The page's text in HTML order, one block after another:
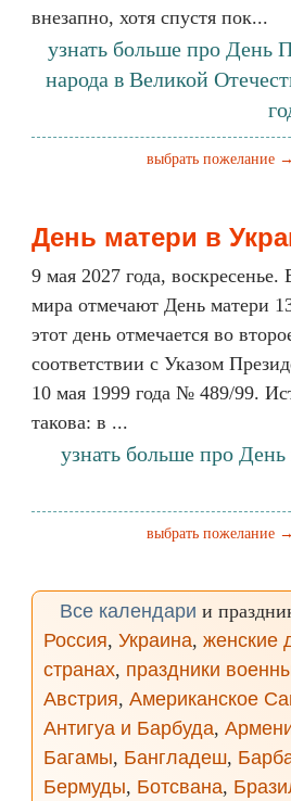
внезапно, хотя спустя пок...
узнать больше про День
народа в Великой
выбрать пожелание →
День матери в
9 мая 2027 года,
мира отмечают День матери
этот день отмечается во
соответствии с Указом
10 мая 1999 года № 489/99.
такова: в ...
узнать больше про
выбрать пожелание →
Все календари и
Россия, Украина, женские
странах, праздники
Австрия, Американское
Антигуа и Барбуда,
Багамы, Бангладеш,
Бермуды, Ботсвана,